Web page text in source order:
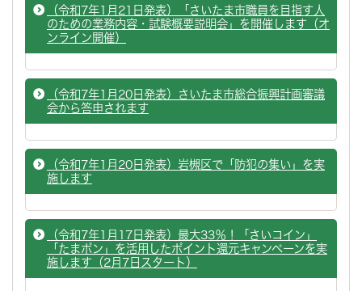
（令和7年1月21日発表）「さいたま市職員を目指す人
のための業務内容・試験概要説明会」を開催します（オ
ンライン開催）
（令和7年1月20日発表）さいたま市総合振興計画審議
会から答申されます
（令和7年1月20日発表）岩槻区で「防犯の集い」を実
施します
（令和7年1月17日発表）最大33％！「さいコイン」
「たまポン」を活用したポイント還元キャンペーンを実
施します（2月7日スタート）